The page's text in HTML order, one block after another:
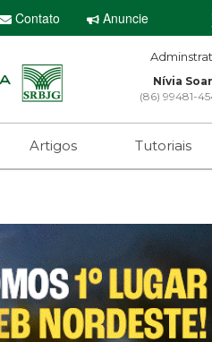
Contato Anuncie
Nívia
(86) 99481-
Artigos Tutoriais